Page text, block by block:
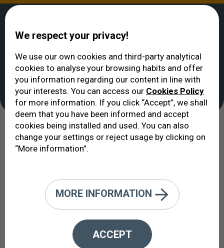
Идеальный пациент
Идеальный пациент
В чём же заключаются
преимущества этого идеального
консультируется с нами заранее,
создавая, тем самым, условия
для развития более эффективной
офтальмологии?
We respect your privacy!
We use our own cookies and third-party analytical
cookies to analyse your browsing habits and offer
you information regarding our content in line with
your interests. You can access our Cookies Policy
for more information. If you click “Accept”, we shall
deem that you have been informed and accept
cookies being installed and used. You can also
change your settings or reject usage by clicking on
“More information”.
MORE INFORMATION
ACCEPT